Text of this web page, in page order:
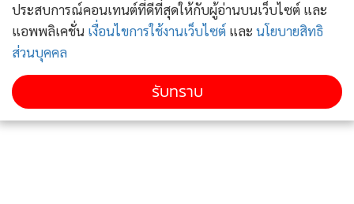
ประสบการณ์คอนเทนต์ที่ดีที่สุดให้กับผู้อ่านบนเว็บไซต์ และ
แอพพลิเคชั่น เงื่อนไขการใช้งานเว็บไซต์ และ นโยบายสิทธิ
ส่วนบุคคล
รับทราบ